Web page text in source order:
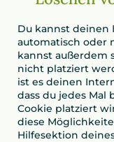
Du kannst
automatisch oder
kannst außerdem
nicht platziert
ist es deinen
dass du jedes
Cookie platziert
diese
Hilfesektion